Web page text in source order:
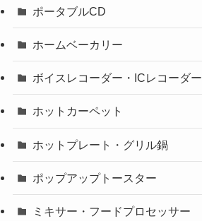
ポータブルCD
ホームベーカリー
ボイスレコーダー・ICレコーダー
ホットカーペット
ホットプレート・グリル鍋
ポップアップトースター
ミキサー・フードプロセッサー